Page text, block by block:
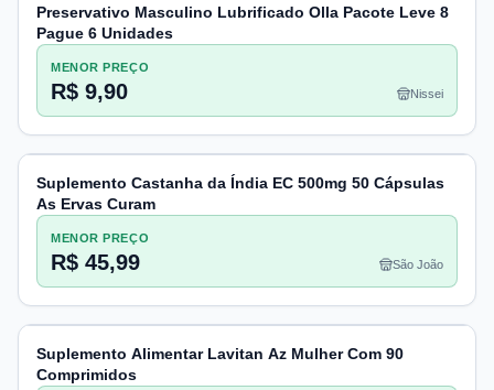
Preservativo Masculino Lubrificado Olla Pacote Leve 8
Pague 6 Unidades
MENOR PREÇO
R$ 9,90 Nissei
Suplemento Castanha da Índia EC 500mg 50 Cápsulas
As Ervas Curam
MENOR PREÇO
R$ 45,99 São João
Suplemento Alimentar Lavitan Az Mulher Com 90
Comprimidos